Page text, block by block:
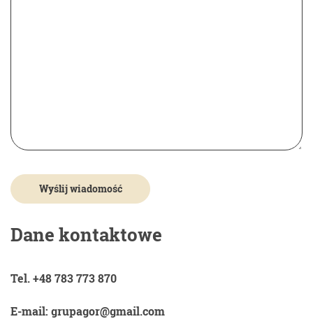
Dane kontaktowe
Tel. +48 783 773 870
E-mail: grupagor@gmail.com